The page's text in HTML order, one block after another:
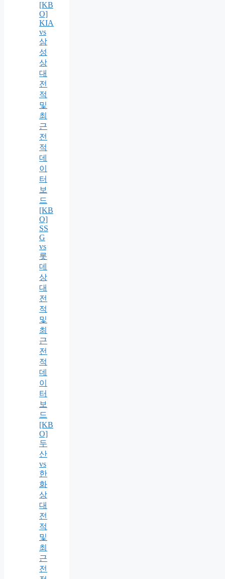
[KB
O]
KIA
vs
삼
성
상
대
전
적
및
최
근
전
적
데
이
터
보
드
[KB
O]
SS
G
vs
롯
데
상
대
전
적
및
최
근
전
적
데
이
터
보
드
[KB
O]
두
산
vs
한
화
상
대
전
적
및
최
근
전